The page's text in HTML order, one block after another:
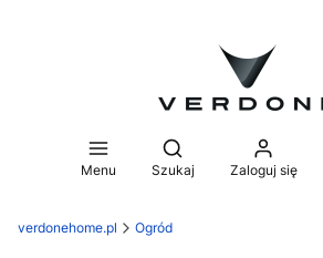
Menu
Otwórz wyszukiwarkę
Szukaj Zaloguj się
verdonehome.pl Ogród